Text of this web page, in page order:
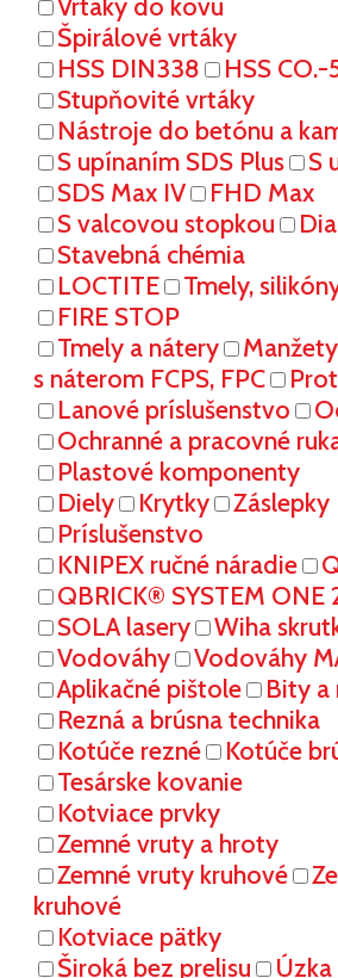
Špirálové vrtáky
HSS DIN338
HSS
Stupňovité vrtáky
Nástroje do betónu a
S upínaním SDS Plus
S
SDS Max IV
FHD Max
S valcovou stopkou
Stavebná chémia
LOCTITE
Tmely,
FIRE STOP
Tmely a nátery
s náterom FCPS, FPC
Lanové príslušenstvo
Ochranné a pracovné
Plastové komponenty
Diely
Krytky
Záslepky
Príslušenstvo
KNIPEX ručné náradie
QBRICK® SYSTEM ONE
SOLA lasery
Wiha
Vodováhy
Vodováhy
Aplikačné pištole
Bity a
Rezná a brúsna technika
Kotúče rezné
Kotúče
Tesárske kovanie
Kotviace prvky
Zemné vruty a hroty
Zemné vruty kruhové
kruhové
Kotviace pätky
Široká bez prelisu